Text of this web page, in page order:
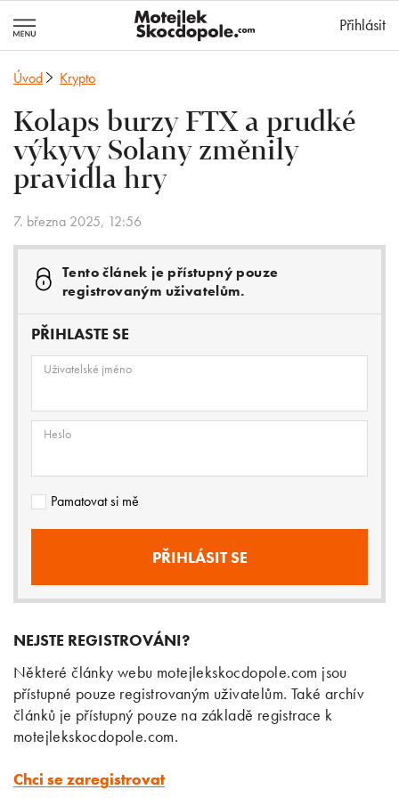
Přihlásit
Úvod Krypto
Kolaps burzy FTX a prudké
výkyvy Solany změnily
pravidla hry
7. března 2025, 12:56
Tento článek je přístupný pouze
registrovaným uživatelům.
PŘIHLASTE SE
Uživatelské jméno
Heslo
Pamatovat si mě
NEJSTE REGISTROVÁNI?
Některé články webu motejlekskocdopole.com jsou
přístupné pouze registrovaným uživatelům. Také archív
článků je přístupný pouze na základě registrace k
motejlekskocdopole.com.
Chci se zaregistrovat